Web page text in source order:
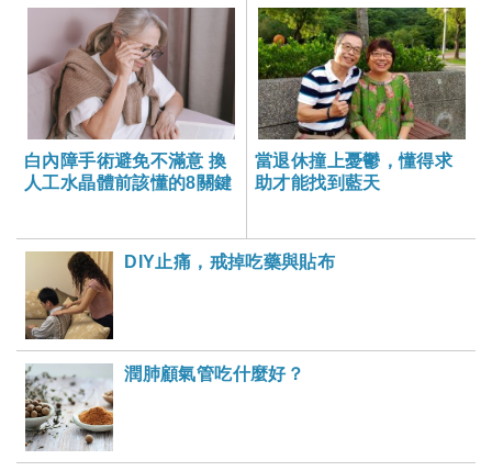
白內障手術避免不滿意 換
人工水晶體前該懂的8關鍵
當退休撞上憂鬱，懂得求
助才能找到藍天
DIY止痛，戒掉吃藥與貼布
潤肺顧氣管吃什麼好？